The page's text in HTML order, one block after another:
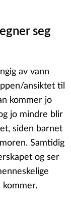
seg
av vann
ansiktet til
kommer jo
jo mindre blir
siden barnet
Samtidig
og ser